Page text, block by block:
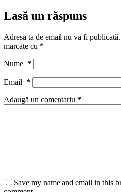
Lasă un răspuns
Adresa ta de email nu va fi publicată.
marcate cu *
Nume *
Email *
Adaugă un comentariu *
Save my name and email in this